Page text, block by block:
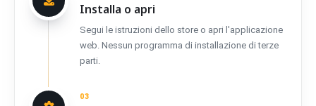
Installa o apri
Segui le istruzioni dello store o apri l'applicazione
web. Nessun programma di installazione di terze
parti.
03